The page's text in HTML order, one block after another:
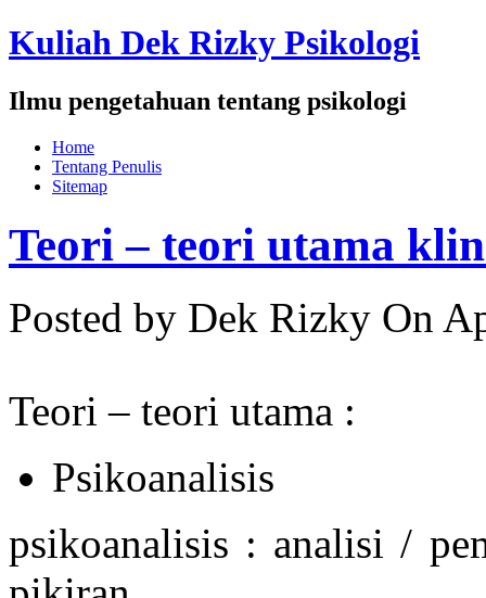
Kuliah Dek Rizky Psikologi
Ilmu pengetahuan tentang psikologi
Home
Tentang Penulis
Sitemap
Teori – teori utama
Posted by Dek Rizky On
Teori – teori utama :
Psikoanalisis
psikoanalisis : analisi /